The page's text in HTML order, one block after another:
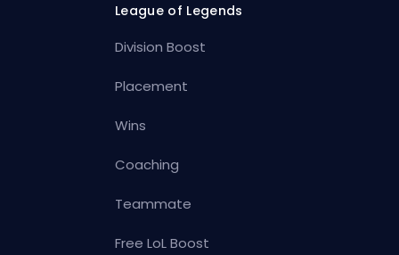
League of Legends
Division Boost
Placement
Wins
Coaching
Teammate
Free LoL Boost